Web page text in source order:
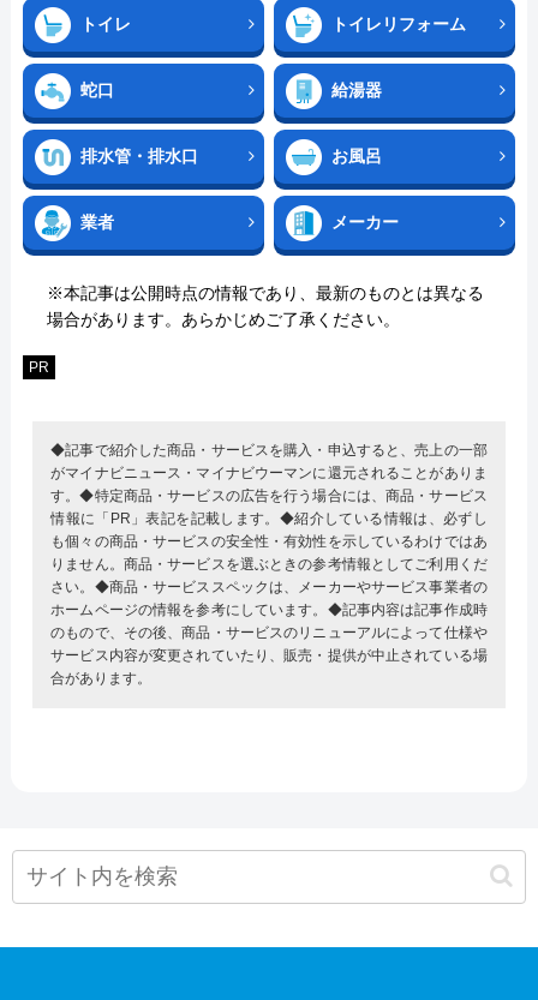
トイレ トイレリフォーム
蛇口 給湯器
排水管・排水口 お風呂
業者 メーカー
※本記事は公開時点の情報であり、最新のものとは異なる
場合があります。あらかじめご了承ください。
PR
◆記事で紹介した商品・サービスを購入・申込すると、売上の一部
がマイナビニュース・マイナビウーマンに還元されることがありま
す。◆特定商品・サービスの広告を行う場合には、商品・サービス
情報に「PR」表記を記載します。◆紹介している情報は、必ずし
も個々の商品・サービスの安全性・有効性を示しているわけではあ
りません。商品・サービスを選ぶときの参考情報としてご利用くだ
さい。◆商品・サービススペックは、メーカーやサービス事業者の
ホームページの情報を参考にしています。◆記事内容は記事作成時
のもので、その後、商品・サービスのリニューアルによって仕様や
サービス内容が変更されていたり、販売・提供が中止されている場
合があります。